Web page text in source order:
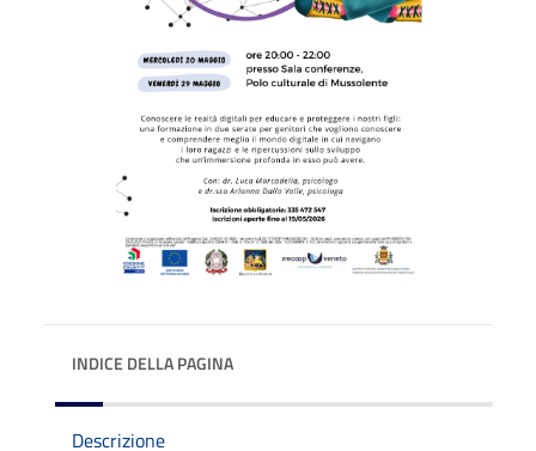
INDICE DELLA PAGINA
Descrizione